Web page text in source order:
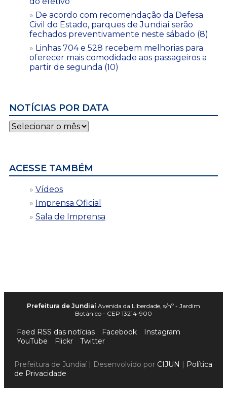
De acordo com recomendação da Defesa
Civil do Estado, parques de Jundiaí serão
fechados preventivamente neste sábado (8)
Linhas 704 e 528 recebem melhorias para
oferecer mais comodidade aos passageiros a
partir de segunda (10)
NOTÍCIAS POR DATA
Notícias
por
ACESSE TAMBÉM
Vídeos
Imprensa Oficial
Sala de Imprensa
Prefeitura de Jundiaí Avenida da Liberdade, s/nº - Jardim
Botânico - CEP 13214-900
Feed RSS das notícias Facebook
Instagram
YouTube
Flickr Twitter
Prefeitura de Jundiaí | Desenvolvido por CIJUN | Política
de Privacidade